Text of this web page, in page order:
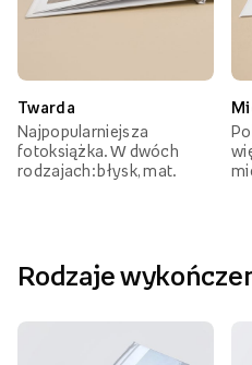
Twarda
Najpopularniejsza
fotoksiążka. W dwóch
rodzajach: błysk, mat.
Rodzaje